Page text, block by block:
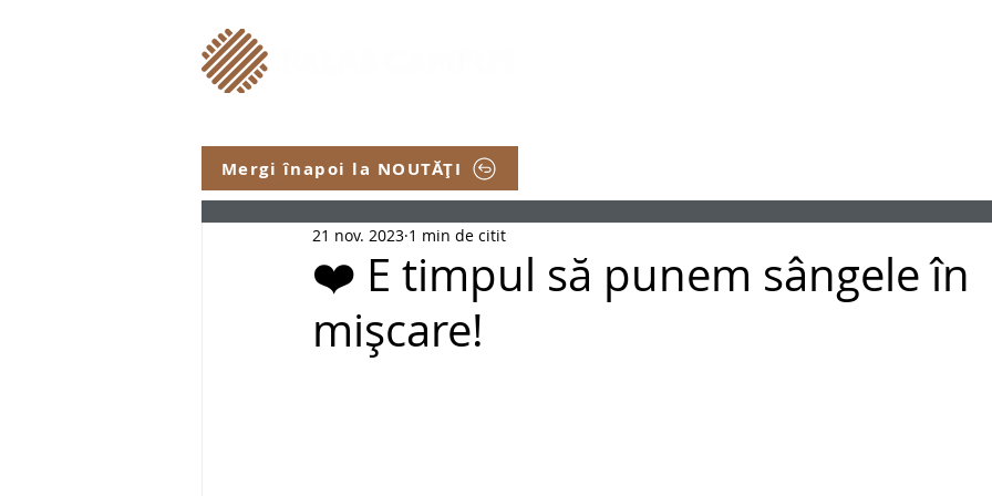
Mergi înapoi la NOUTĂȚI
❤️ E timpul să punem sângele în
mișcare!
21 nov. 2023 1 min de citit